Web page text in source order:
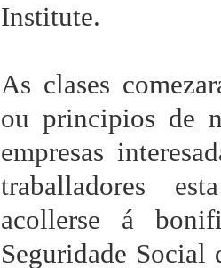
Institute.
As clases
ou principios de
empresas
traballadores
acollerse á
Seguridade Social